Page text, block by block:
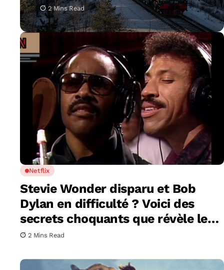
2 Mins Read
Netflix
Stevie Wonder disparu et Bob
Dylan en difficulté ? Voici des
secrets choquants que révèle le
documentaire Netflix sur ‘We are
2 Mins Read